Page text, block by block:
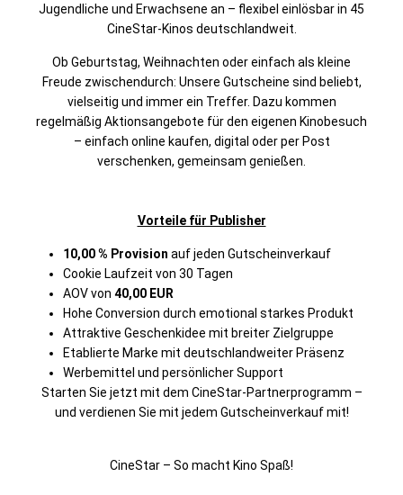
Jugendliche und Erwachsene an – flexibel einlösbar in 45
CineStar-Kinos deutschlandweit.
Ob Geburtstag, Weihnachten oder einfach als kleine
Freude zwischendurch: Unsere Gutscheine sind beliebt,
vielseitig und immer ein Treffer. Dazu kommen
regelmäßig Aktionsangebote für den eigenen Kinobesuch
– einfach online kaufen, digital oder per Post
verschenken, gemeinsam genießen.
Vorteile für Publisher
10,00 % Provision auf jeden Gutscheinverkauf
Cookie Laufzeit von 30 Tagen
AOV von 40,00 EUR
Hohe Conversion durch emotional starkes Produkt
Attraktive Geschenkidee mit breiter Zielgruppe
Etablierte Marke mit deutschlandweiter Präsenz
Werbemittel und persönlicher Support
Starten Sie jetzt mit dem CineStar-Partnerprogramm –
und verdienen Sie mit jedem Gutscheinverkauf mit!
CineStar – So macht Kino Spaß!